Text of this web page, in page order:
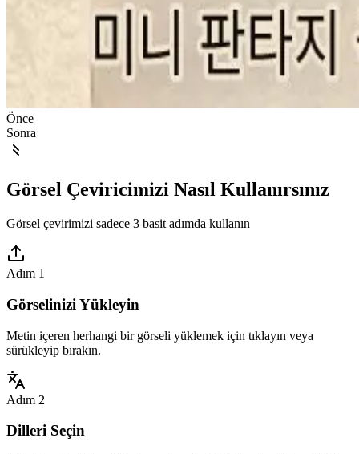
Önce
Sonra
Görsel Çeviricimizi Nasıl Kullanırsınız
Görsel çevirimizi sadece 3 basit adımda kullanın
Adım 1
Görselinizi Yükleyin
Metin içeren herhangi bir görseli yüklemek için tıklayın veya
sürükleyip bırakın.
Adım 2
Dilleri Seçin